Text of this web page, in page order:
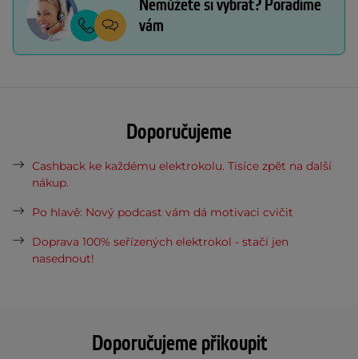
Doporučujeme přikoupit
Nemůžete si vybrat? Poradíme
vám
Doporučujeme
Cashback ke každému elektrokolu. Tisíce zpět na další
nákup.
Po hlavě: Nový podcast vám dá motivaci cvičit
Doprava 100% seřízených elektrokol - stačí jen
nasednout!